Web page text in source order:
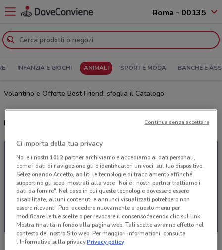
Roma - 00135
INFANZIA E GIOCHI ANIMALI SPORT E MODA BANCHE E
Volantino e Offerte Best Friend: sfoglia il Catalogo
Ultime offerte del volantino Best Friend
Best Friend
Ci importa della tua privacy
Noi e i nostri 1012partner archiviamo e accediamo ai dati personali,
come i dati di navigazione gli o identificatori univoci, sul tuo dispositivo.
Selezionando Accetto, abiliti le tecnologie di tracciamento affinché
supportino gli scopi mostrati alla voce "Noi e i nostri partner trattiamo i
dati da fornire". Nel caso in cui queste tecnologie dovessero essere
disabilitate, alcuni contenuti e annunci visualizzati potrebbero non
essere rilevanti. Puoi accedere nuovamente a questo menu per
modificare le tue scelte o per revocare il consenso facendo clic sul link
Mostra finalità in fondo alla pagina web. Tali scelte avranno effetto nel
contesto del nostro Sito web. Per maggiori informazioni, consulta
l'Informativa sulla privacy.Privacy policy
Continua senza accettare